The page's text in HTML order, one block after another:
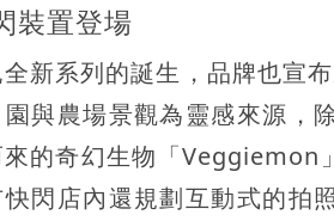
裝置登場
新系列的誕生，品牌也宣
與農場景觀為靈感來源，
的奇幻生物「Veggiemon
閃店內還規劃互動式的拍